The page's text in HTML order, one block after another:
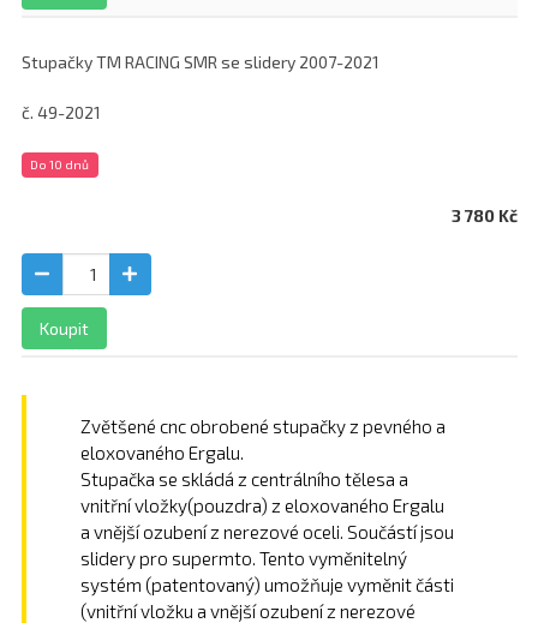
Stupačky TM RACING SMR se slidery 2007-2021
č. 49-2021
Do 10 dnů
3 780 Kč
Koupit
Zvětšené cnc obrobené stupačky z pevného a
eloxovaného Ergalu.
Stupačka se skládá z centrálního tělesa a
vnitřní vložky(pouzdra) z eloxovaného Ergalu
a vnější ozubení z nerezové oceli. Součástí jsou
slidery pro supermto. Tento vyměnitelný
systém (patentovaný) umožňuje vyměnit části
(vnitřní vložku a vnější ozubení z nerezové